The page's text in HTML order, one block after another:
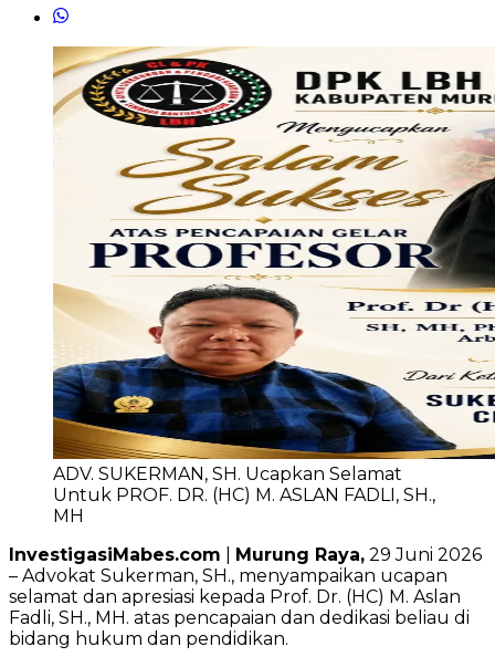
ADV. SUKERMAN, SH. Ucapkan Selamat
Untuk PROF. DR. (HC) M. ASLAN FADLI, SH.,
MH
InvestigasiMabes.com
Murung Raya, 29 Juni 2026
– Advokat Sukerman, SH., menyampaikan ucapan
selamat dan apresiasi kepada Prof. Dr. (HC) M. Aslan
Fadli, SH., MH. atas pencapaian dan dedikasi beliau di
bidang hukum dan pendidikan.